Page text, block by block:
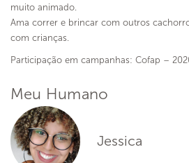
muito animado.
Ama correr e brincar com outros
com crianças.
Participação em campanhas: Cofap –
Meu Humano
Jessica